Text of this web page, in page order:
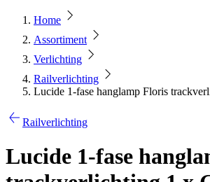
Home
Assortiment
Verlichting
Railverlichting
Lucide 1-fase hanglamp Floris
Railverlichting
Lucide 1-fase